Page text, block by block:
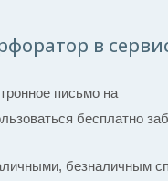
в
письмо на
бесплатно
безналичным